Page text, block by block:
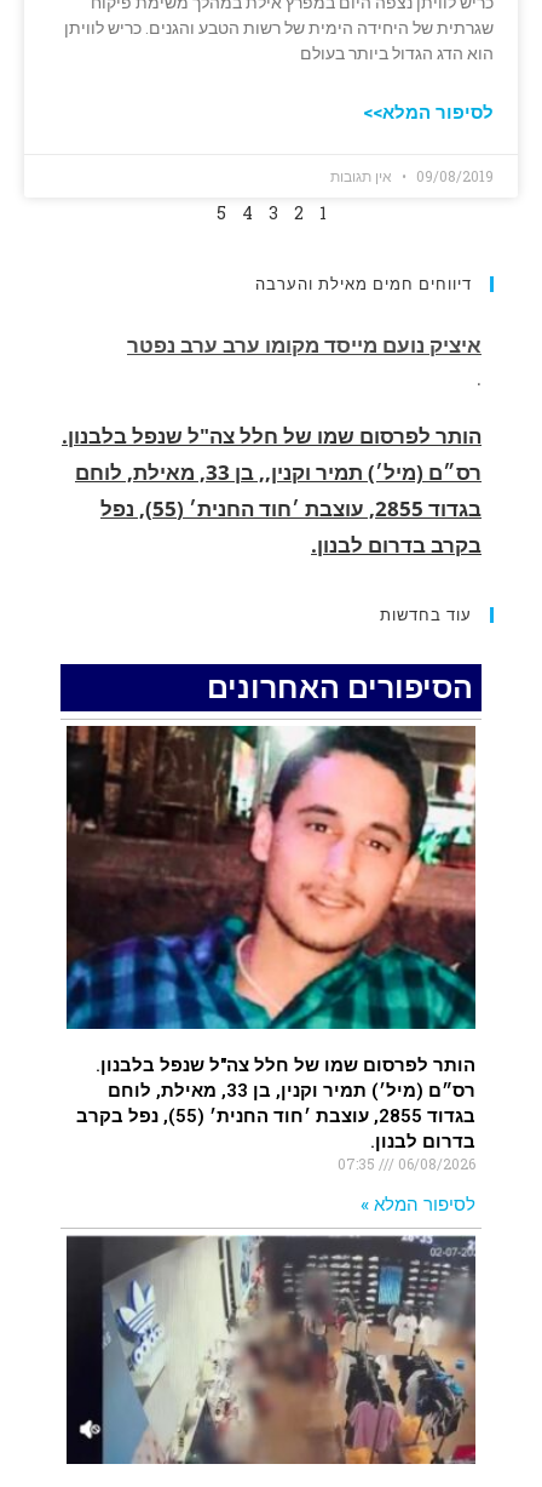
שגרתית של היחידה הימית של רשות הטבע והגנים. כריש לוויתן
הוא הדג הגדול ביותר בעולם
לסיפור המלא>>
09/08/2019 אין תגובות
1
2
3
4
5
דיווחים חמים מאילת והערבה
הותר לפרסום שמו של חלל צה"ל שנפל בלבנון.
בקרב בדרום לבנון.
.
החופשה המשפחתית שהפכה למסע גניבות:
ילדיהם יצאו למסע גניבות באילת.
האדמה רועדת- סדרת רעידות אדמה בחצי האי
סיני
רעידת אדמה הורגשה באילת
איציק נועם מייסד מקומו ערב ערב נפטר
עוד בחדשות
הסיפורים האחרונים
הותר לפרסום שמו של חלל צה"ל שנפל בלבנון.
רס״ם (מיל׳) תמיר וקנין, בן 33, מאילת, לוחם
בגדוד 2855, עוצבת ׳חוד החנית׳ (55), נפל בקרב
בדרום לבנון.
06/08/2026
לסיפור המלא »